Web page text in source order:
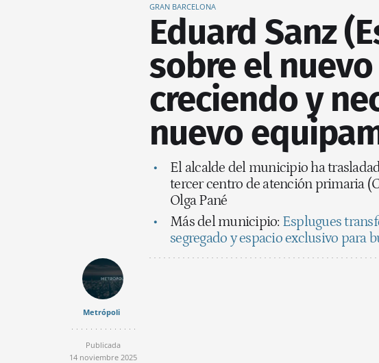
GRAN BARCELONA
Eduard Sanz
sobre el nuevo
creciendo y
nuevo
El alcalde del municipio ha
tercer centro de atención primaria
Olga Pané
Más del municipio: Esplugues
segregado y espacio exclusivo para
Metrópoli
Publicada
14 noviembre 2025